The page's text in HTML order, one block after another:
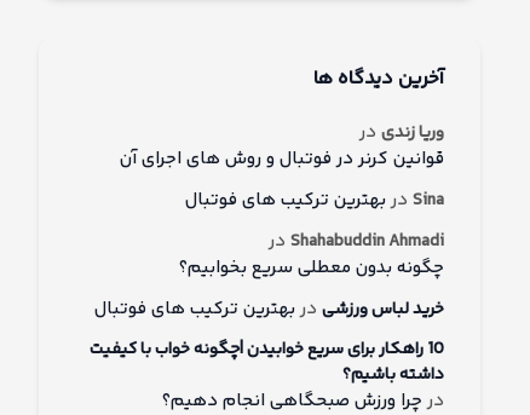
آخرین دیدگاه ها
وریا زندیدر
قوانین کرنر در فوتبال و روش های اجرای آن
Sinaدربهترین ترکیب های فوتبال
Shahabuddin Ahmadiدر
چگونه بدون معطلی سریع بخوابیم؟
خرید لباس ورزشیدربهترین ترکیب های فوتبال
10 راهکار برای سریع خوابیدن |چگونه خواب با کیفیت
داشته باشیم؟
درچرا ورزش صبحگاهی انجام دهیم؟